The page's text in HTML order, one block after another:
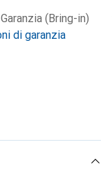
(Bring-in)
di garanzia